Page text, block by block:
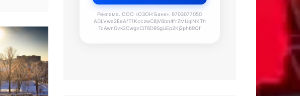
Реклама. ООО «ОЗОН Банк». 9703077050
ADLVwa2EeAfT1KcczwC8jV6bn4frZMUqiNKTh
TcAwnGvk2CwgvCiT6D9SgiJEp2Kj2ph69Qf